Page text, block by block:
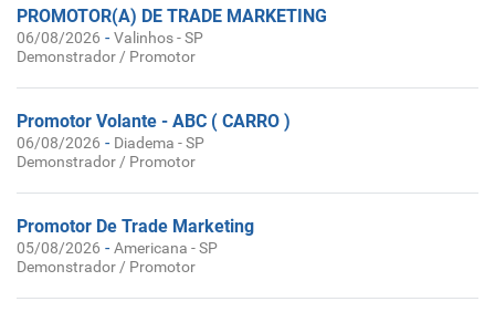
PROMOTOR(A) DE TRADE MARKETING
06/08/2026 -Valinhos - SP
Demonstrador / Promotor
Promotor Volante - ABC ( CARRO )
06/08/2026 - Diadema - SP
Demonstrador / Promotor
Promotor De Trade Marketing
05/08/2026 -Americana - SP
Demonstrador / Promotor